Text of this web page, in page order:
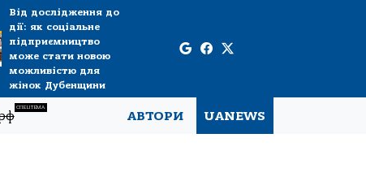
Від дослідження до
дії: як соціальне
підприємництво
може стати новою
можливістю для
жінок Дубенщини
СПЕЦТЕМА
АВТОРИ UANEWS